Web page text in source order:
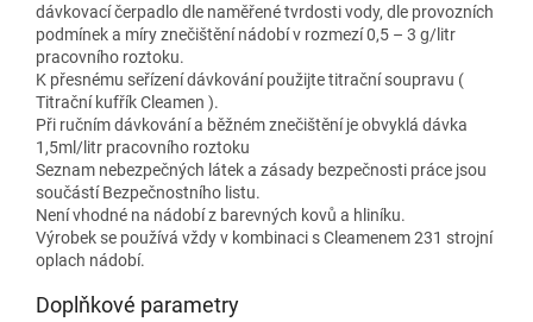
dávkovací čerpadlo dle naměřené tvrdosti vody, dle provozních
podmínek a míry znečištění nádobí v rozmezí 0,5 – 3 g/litr
pracovního roztoku.
K přesnému seřízení dávkování použijte titrační soupravu (
Titrační kufřík Cleamen ).
Při ručním dávkování a běžném znečištění je obvyklá dávka
1,5ml/litr pracovního roztoku
Seznam nebezpečných látek a zásady bezpečnosti práce jsou
součástí Bezpečnostního listu.
Není vhodné na nádobí z barevných kovů a hliníku.
Výrobek se používá vždy v kombinaci s Cleamenem 231 strojní
oplach nádobí.
Doplňkové parametry